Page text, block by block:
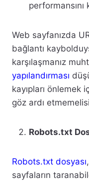
performansını
Web sayfanızda
bağlantı
karşılaşmanız
yapılandırması
kayıpları önlemek
göz ardı
Robots.txt
Robots.txt dosyası
sayfaların